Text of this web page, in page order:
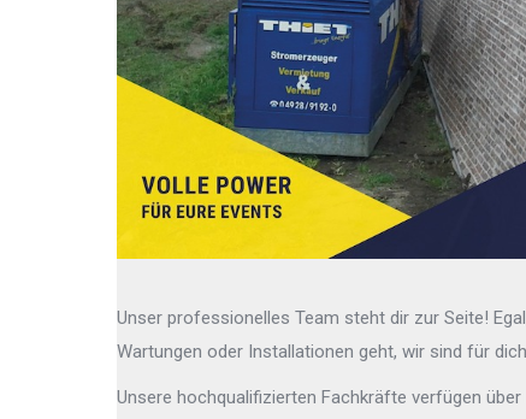
Unser professionelles Team steht dir zur Seite!
Wartungen oder Installationen geht, wir sind für
Unsere hochqualifizierten Fachkräfte verfügen